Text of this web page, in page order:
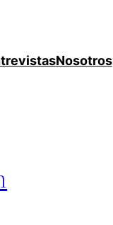
Nosotros